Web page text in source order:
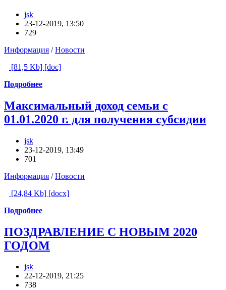
jsk
23-12-2019, 13:50
729
Информация /Новости
[81,5 Kb] [doc]
Подробнее
Максимальный доход семьи с
01.01.2020 г. для получения субсидии
jsk
23-12-2019, 13:49
701
Информация /Новости
[24,84 Kb] [docx]
Подробнее
ПОЗДРАВЛЕНИЕ С НОВЫМ 2020
ГОДОМ
jsk
22-12-2019, 21:25
738